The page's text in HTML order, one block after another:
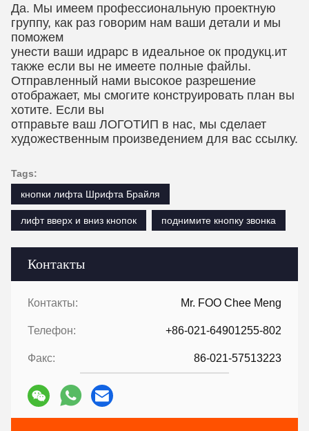
Контакты
Контакты: Mr. FOO Chee Meng
Телефон: +86-021-64901255-802
Факс: 86-021-57513223
Да. Мы имеем профессиональную проектную
группу, как раз говорим нам ваши детали и мы
поможем
унести ваши идрарс в идеальное ок продукц.ит
также если вы не имеете полные файлы.
Отправленный нами высокое разрешение
отображает, мы смогите конструировать план вы
хотите. Если вы
отправьте ваш ЛОГОТИП в нас, мы сделает
художественным произведением для вас ссылку.
Tags:
кнопки лифта Шрифта Брайля
лифт вверх и вниз кнопок поднимите кнопку звонка